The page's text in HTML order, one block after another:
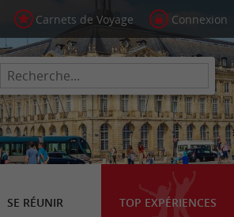
Carnets de Voyage Connexion
SE RÉUNIR TOP EXPÉRIENCES